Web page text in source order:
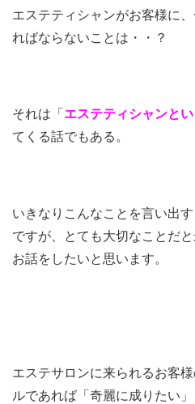
エステティシャンがお客様に
ればならないことは・・？
それは「 エステティシャンと
てくる話でもある。
いきなりこんなことを言い出
ですが、とても大切なことだ
お話をしたいと思います。
エステサロンに来られるお客
ルであれば「奇麗に成りたい